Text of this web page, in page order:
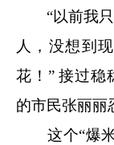
“以前我只
人，没想到
花！” 接过稳
的市民张丽丽
这个“爆米